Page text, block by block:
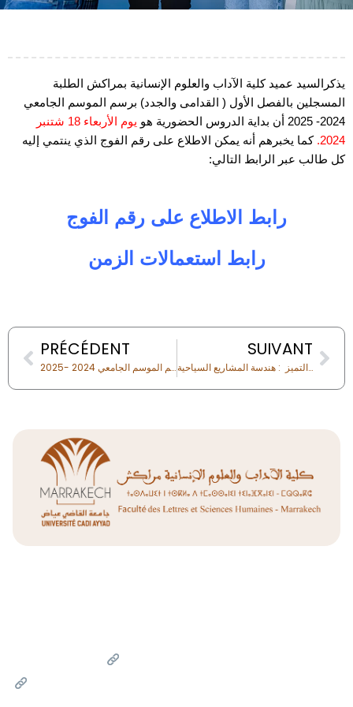
يذكرالسيد عميد كلية الآداب والعلوم الإنسانية بمراكش الطلبة
المسجلين بالفصل الأول ( القدامى والجدد) برسم
الموسم الجامعي
2024- 2025 أن بداية الدروس الحضورية هو
يوم الأربعاء 18 شتنبر
2024. كما يخبرهم
أنه يمكن الاطلاع على رقم الفوج الذي ينتمي إليه
كل طالب عبر الرابط التالي:
رابط الاطلاع على رقم الفوج
رابط استعمالات الزمن
PrevPRÉCÉDENT
إعلان عن تواريخ المقابلات الخاصة بمباراة سلك الدكتوراه برسم الموسم الجامعي 2024 -2025
SUIVANT
اخبار للمترشحات والمترشحين الذين لم يتمكنوا من اجتياز المباراة الكتابية لولوج مسار التميز : هندسة المشاريع السياحية